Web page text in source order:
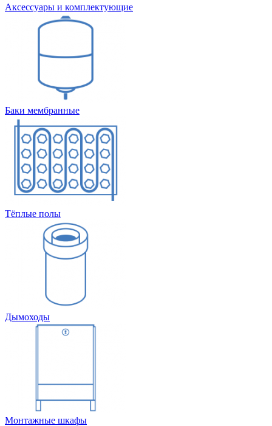
Аксессуары и комплектующие
Баки мембранные
Тёплые полы
Дымоходы
Монтажные шкафы